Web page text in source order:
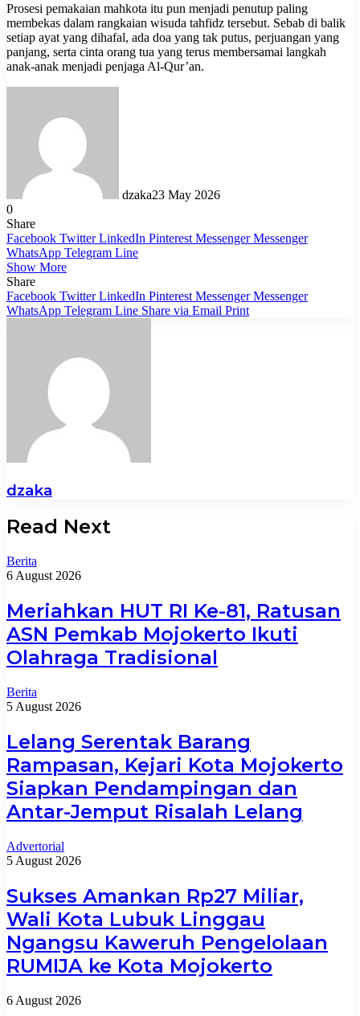
Prosesi pemakaian mahkota itu pun menjadi penutup paling
membekas dalam rangkaian wisuda tahfidz tersebut. Sebab di balik
setiap ayat yang dihafal, ada doa yang tak putus, perjuangan yang
panjang, serta cinta orang tua yang terus membersamai langkah
anak-anak menjadi penjaga Al-Qur’an.
dzaka23 May 2026
0
Share
Facebook Twitter LinkedIn Pinterest Messenger Messenger
WhatsApp Telegram Line
Show More
Share
Facebook Twitter LinkedIn Pinterest Messenger Messenger
WhatsApp Telegram Line Share via Email Print
dzaka
Read Next
Berita
6 August 2026
Meriahkan HUT RI Ke-81, Ratusan
ASN Pemkab Mojokerto Ikuti
Olahraga Tradisional
Berita
5 August 2026
Lelang Serentak Barang
Rampasan, Kejari Kota Mojokerto
Siapkan Pendampingan dan
Antar-Jemput Risalah Lelang
Advertorial
5 August 2026
Sukses Amankan Rp27 Miliar,
Wali Kota Lubuk Linggau
Ngangsu Kaweruh Pengelolaan
RUMIJA ke Kota Mojokerto
6 August 2026